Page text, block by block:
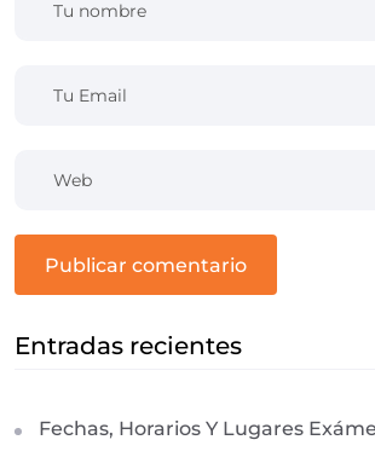
publicar comentario
Entradas recientes
Fechas, Horarios Y Lugares